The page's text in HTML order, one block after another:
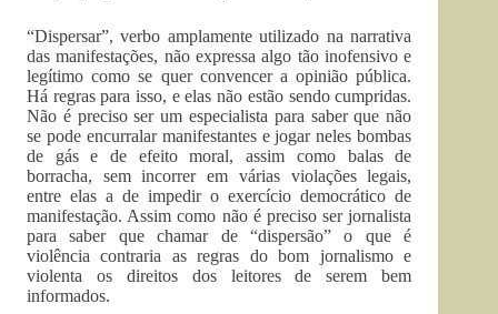
“Dispersar”, verbo amplamente utilizado na narrativa
das manifestações, não expressa algo tão inofensivo e
legítimo como se quer convencer a opinião pública.
Há regras para isso, e elas não estão sendo cumpridas.
Não é preciso ser um especialista para saber que não
se pode encurralar manifestantes e jogar neles bombas
de gás e de efeito moral, assim como balas de
borracha, sem incorrer em várias violações legais,
entre elas a de impedir o exercício democrático de
manifestação. Assim como não é preciso ser jornalista
para saber que chamar de “dispersão” o que é
violência contraria as regras do bom jornalismo e
violenta os direitos dos leitores de serem bem
informados.